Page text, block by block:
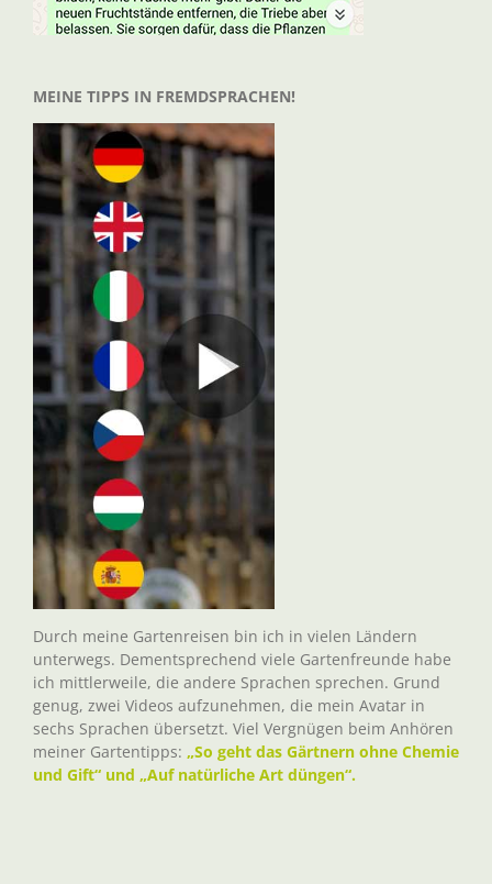
MEINE TIPPS IN FREMDSPRACHEN!
Durch meine Gartenreisen bin ich in vielen Ländern
unterwegs. Dementsprechend viele Gartenfreunde habe
ich mittlerweile, die andere Sprachen sprechen. Grund
genug, zwei Videos aufzunehmen, die mein Avatar in
sechs Sprachen übersetzt. Viel Vergnügen beim Anhören
meiner Gartentipps: „So geht das Gärtnern ohne Chemie
und Gift“ und „Auf natürliche Art düngen“.